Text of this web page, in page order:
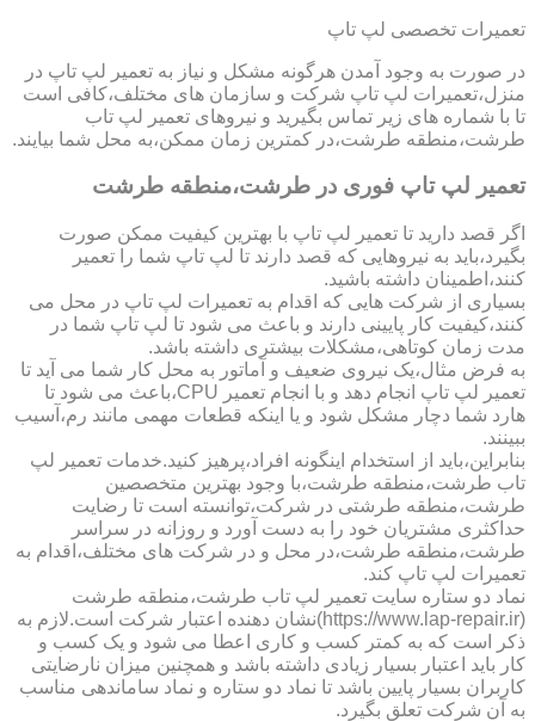
تعمیرات تخصصی لپ تاپ
در صورت به وجود آمدن هرگونه مشکل و نیاز به تعمیر لپ تاپ در
منزل،تعمیرات لپ تاپ شرکت و سازمان های مختلف،کافی است
تا با شماره های زیر تماس بگیرید و نیروهای تعمیر لپ تاب
طرشت،منطقه طرشت،در کمترین زمان ممکن،به محل شما بیایند.
تعمیر لپ تاپ فوری در طرشت،منطقه طرشت
اگر قصد دارید تا تعمیر لپ تاپ با بهترین کیفیت ممکن صورت
بگیرد،باید به نیروهایی که قصد دارند تا لپ تاپ شما را تعمیر
کنند،اطمینان داشته باشید.
بسیاری از شرکت هایی که اقدام به تعمیرات لپ تاپ در محل می
کنند،کیفیت کار پایینی دارند و باعث می شود تا لپ تاپ شما در
مدت زمان کوتاهی،مشکلات بیشتری داشته باشد.
به فرض مثال،یک نیروی ضعیف و آماتور به محل کار شما می آید تا
تعمیر لپ تاپ انجام دهد و با انجام تعمیر CPU،باعث می شود تا
هارد شما دچار مشکل شود و یا اینکه قطعات مهمی مانند رم،آسیب
ببینند.
بنابراین،باید از استخدام اینگونه افراد،پرهیز کنید.خدمات تعمیر لپ
تاب طرشت،منطقه طرشت،با وجود بهترین متخصصین
طرشت،منطقه طرشتی در شرکت،توانسته است تا رضایت
حداکثری مشتریان خود را به دست آورد و روزانه در سراسر
طرشت،منطقه طرشت،در محل و در شرکت های مختلف،اقدام به
تعمیرات لپ تاپ کند.
نماد دو ستاره سایت تعمیر لپ تاب طرشت،منطقه طرشت
(https://www.lap-repair.ir)نشان دهنده اعتبار شرکت است.لازم به
ذکر است که به کمتر کسب و کاری اعطا می شود و یک کسب و
کار باید اعتبار بسیار زیادی داشته باشد و همچنین میزان نارضایتی
کاربران بسیار پایین باشد تا نماد دو ستاره و نماد ساماندهی مناسب
به آن شرکت تعلق بگیرد.